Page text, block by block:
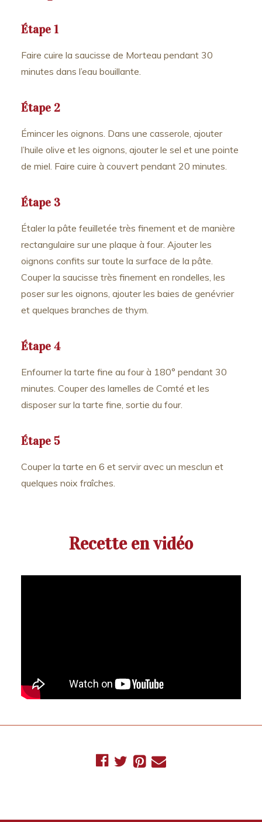
Étape 1
Faire cuire la saucisse de Morteau pendant 30
minutes dans l’eau bouillante.
Étape 2
Émincer les oignons. Dans une casserole, ajouter
l’huile olive et les oignons, ajouter le sel et une pointe
de miel. Faire cuire à couvert pendant 20 minutes.
Étape 3
Étaler la pâte feuilletée très finement et de manière
rectangulaire sur une plaque à four. Ajouter les
oignons confits sur toute la surface de la pâte.
Couper la saucisse très finement en rondelles, les
poser sur les oignons, ajouter les baies de genévrier
et quelques branches de thym.
Étape 4
Enfourner la tarte fine au four à 180° pendant 30
minutes. Couper des lamelles de Comté et les
disposer sur la tarte fine, sortie du four.
Étape 5
Couper la tarte en 6 et servir avec un mesclun et
quelques noix fraîches.
Recette en vidéo